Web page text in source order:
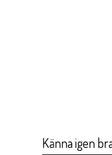
Känna igen